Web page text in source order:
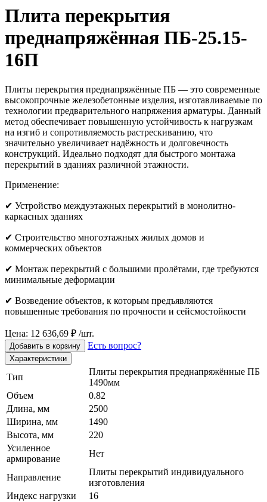
Плита перекрытия
преднапряжённая ПБ-25.15-
16П
Плиты перекрытия преднапряжённые ПБ — это современные
высокопрочные железобетонные изделия, изготавливаемые по
технологии предварительного напряжения арматуры. Данный
метод обеспечивает повышенную устойчивость к нагрузкам
на изгиб и сопротивляемость растрескиванию, что
значительно увеличивает надёжность и долговечность
конструкций. Идеально подходят для быстрого монтажа
перекрытий в зданиях различной этажности.
Применение:
✔ Устройство междуэтажных перекрытий в монолитно-
каркасных зданиях
✔ Строительство многоэтажных жилых домов и
коммерческих объектов
✔ Монтаж перекрытий с большими пролётами, где требуются
минимальные деформации
✔ Возведение объектов, к которым предъявляются
повышенные требования по прочности и сейсмостойкости
Цена: 12 636,69 ₽ /шт.
Добавить в корзину Есть вопрос?
Характеристики
Тип
Плиты перекрытия преднапряжённые ПБ
1490мм
Объем
0.82
Длина, мм
2500
Ширина, мм
1490
Высота, мм
220
Усиленное
армирование
Нет
Направление
Плиты перекрытий индивидуального
изготовления
Индекс нагрузки
16